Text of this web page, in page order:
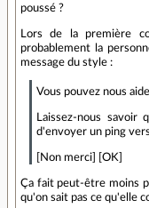
poussé ?
Lors de la première
probablement la
message du style :
Vous pouvez nous
Laissez-nous
d'envoyer un ping
[Non merci] [OK]
Ça fait peut-être moins
qu'on sait pas ce qu'elle